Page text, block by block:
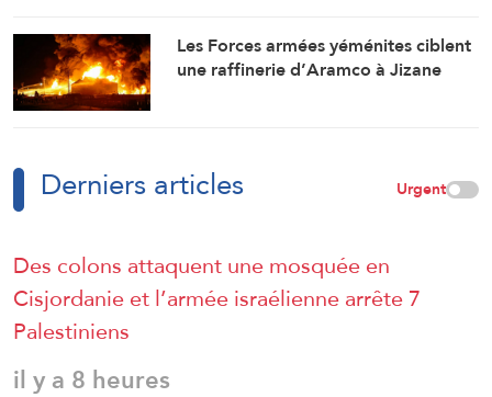
Les Forces armées yéménites ciblent
une raffinerie d’Aramco à Jizane
Derniers articles Urgent
Des colons attaquent une mosquée en
Cisjordanie et l’armée israélienne arrête 7
Palestiniens
il y a 8 heures